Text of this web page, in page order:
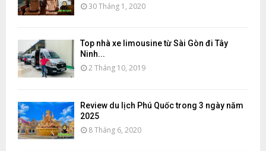
30 Tháng 1, 2020
Top nhà xe limousine từ Sài Gòn đi Tây
Ninh...
2 Tháng 10, 2019
Review du lịch Phú Quốc trong 3 ngày năm
2025
8 Tháng 6, 2020